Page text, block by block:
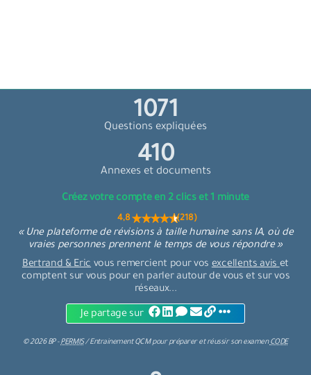
1122
Questions expliquées
430
Annexes et documents
Créez votre compte en 2 clics et 1 minute
4,8 (218)
« Une plateforme de révisions à taille humaine sans IA, où de
vraies personnes prennent le temps de vous répondre »
Bertrand & Eric vous remercient pour vosexcellents aviset
comptent sur vous pour en parler autour de vous et sur vos
réseaux...
Je partage sur
©2026BP -PERMIS/Entrainement QCMpourpréparer et réussir son examenCODE